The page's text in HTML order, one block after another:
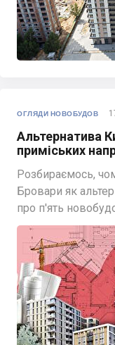
ОГЛЯДИ НОВОБУДОВ
Альтернатива
приміських
Розбираємось,
Бровари як
про п'ять